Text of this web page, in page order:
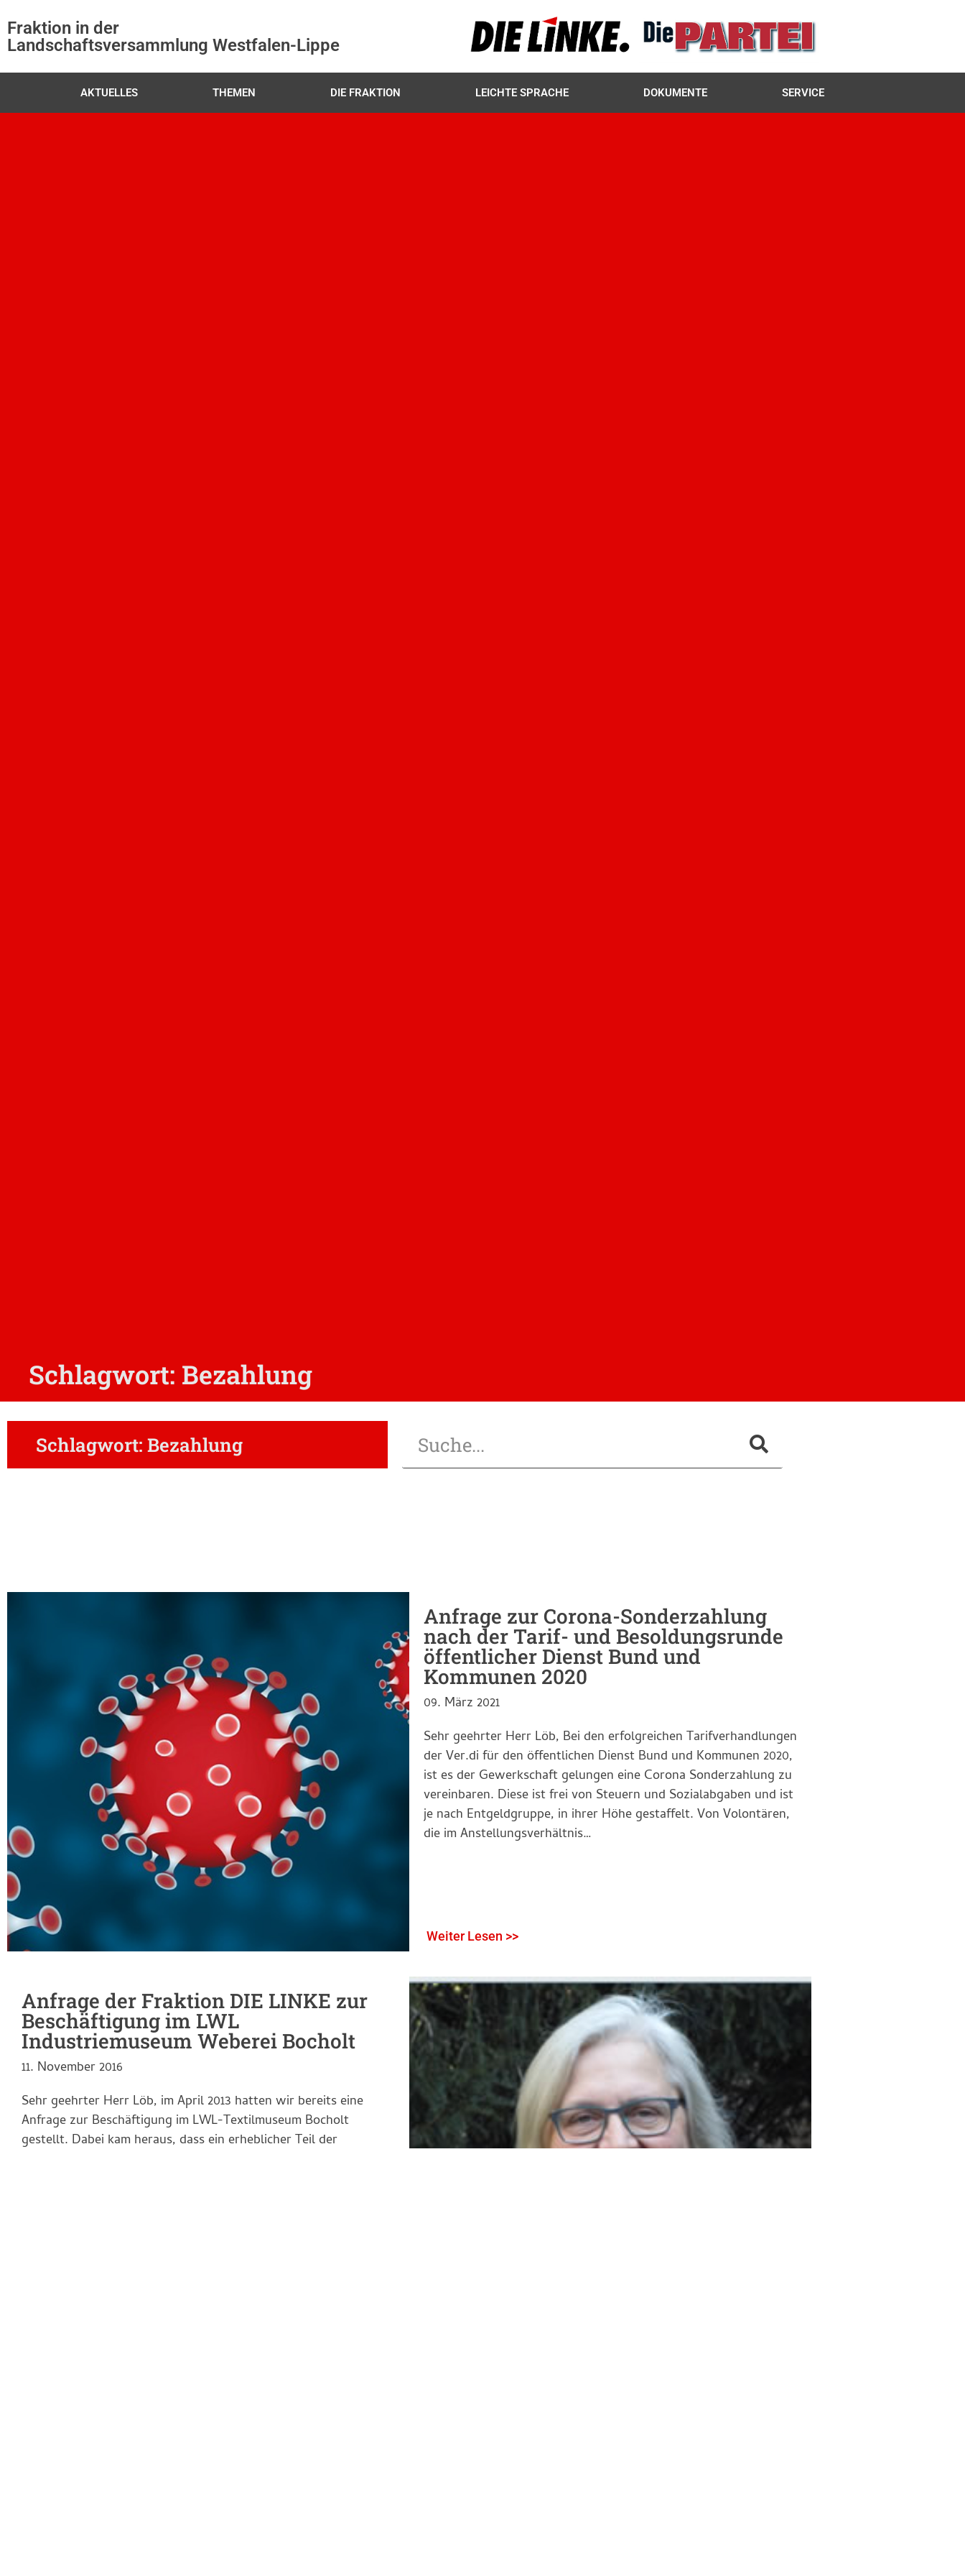
Fraktion in der
Landschaftsversammlung Westfalen-Lippe
AKTUELLES THEMEN DIE FRAKTION LEICHTE SPRACHE DOKUMENTE SERVICE
Schlagwort: Bezahlung
Schlagwort: Bezahlung
Anfrage zur Corona-Sonderzahlung
nach der Tarif- und Besoldungsrunde
öffentlicher Dienst Bund und
Kommunen 2020
09. März 2021
Sehr geehrter Herr Löb, Bei den erfolgreichen Tarifverhandlungen
der Ver.di für den öffentlichen Dienst Bund und Kommunen 2020,
ist es der Gewerkschaft gelungen eine Corona Sonderzahlung zu
vereinbaren. Diese ist frei von Steuern und Sozialabgaben und ist
je nach Entgeldgruppe, in ihrer Höhe gestaffelt. Von Volontären,
die im Anstellungsverhältnis…
Weiter Lesen >>
Anfrage der Fraktion DIE LINKE zur
Beschäftigung im LWL
Industriemuseum Weberei Bocholt
11. November 2016
Sehr geehrter Herr Löb, im April 2013 hatten wir bereits eine
Anfrage zur Beschäftigung im LWL-Textilmuseum Bocholt
gestellt. Dabei kam heraus, dass ein erheblicher Teil der